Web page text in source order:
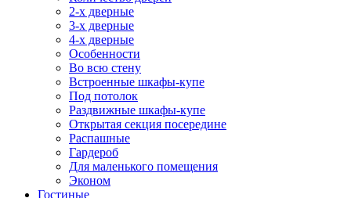
2-х дверные
3-х дверные
4-х дверные
Особенности
Во всю стену
Встроенные шкафы-купе
Под потолок
Раздвижные шкафы-купе
Открытая секция посередине
Распашные
Гардероб
Для маленького помещения
Эконом
Гостиные